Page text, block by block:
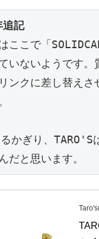
記
ここで「
いないようです
ンクに差し替えさ
かぎり、TARO'S
だと思います。